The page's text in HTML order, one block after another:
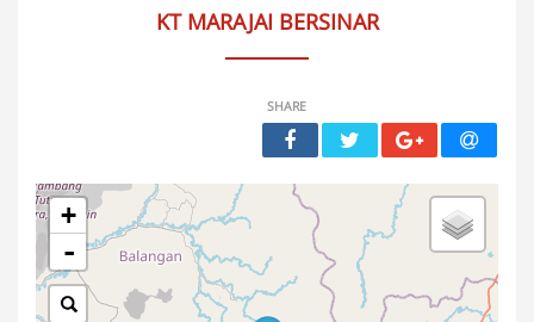
KT MARAJAI BERSINAR
SHARE
+
-